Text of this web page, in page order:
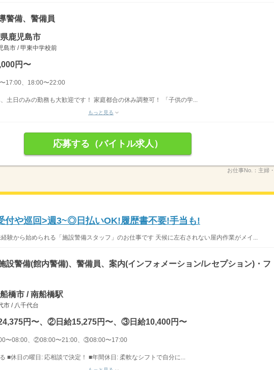
警備、警備員
鹿児島市
島市 / 甲東中学校前
円〜
17:00、18:00〜22:00
土日のみの勤務も大歓迎です！ 家庭都合の休み調整可！ 「子供の学...
もっと見る
応募する（バイトル求人）
お仕事No.： 主婦
付や巡回>週3~◎日払いOK!履歴書不要!手当も!
験から始められる「施設警備スタッフ」のお仕事です 天候に左右されない屋内作業がメイ...
警備(館内警備)、警備員、案内(インフォメーション/レセプション)・フ
橋市 / 南船橋駅
市 / 八千代台
円〜、②日給15,275円〜、③日給10,400円〜
〜08:00、②08:00〜21:00、③08:00〜17:00
■休日の曜日: 応相談で決定！ ■年間休日: 柔軟なシフトで自分に...